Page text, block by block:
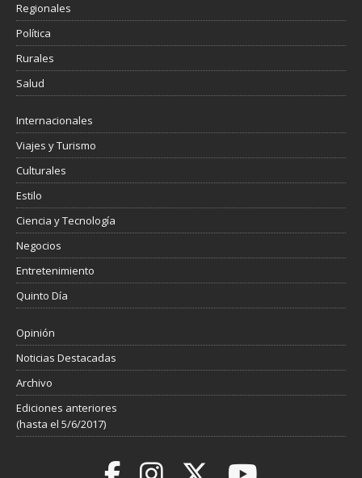
Regionales
Política
Rurales
Salud
Internacionales
Viajes y Turismo
Culturales
Estilo
Ciencia y Tecnología
Negocios
Entretenimiento
Quinto Día
Opinión
Noticias Destacadas
Archivo
Ediciones anteriores
(hasta el 5/6/2017)